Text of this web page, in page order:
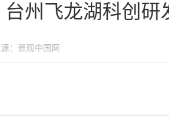
州飞龙湖科创
：景观中国网